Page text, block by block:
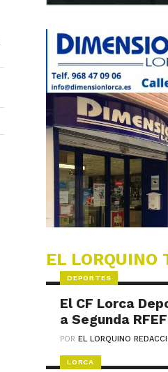
EL LORQUINO
DEPORTES
El CF Lorca
a Segunda RFEF
POREL LORQUINO
LORCA